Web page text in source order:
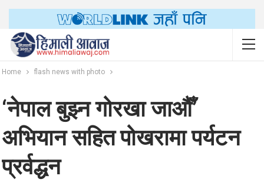
Home flash news with photo
‘नेपाल बुझ्न गोरखा जाऔँ’
अभियान सहित पोखरामा पर्यटन
प्रर्वद्धन